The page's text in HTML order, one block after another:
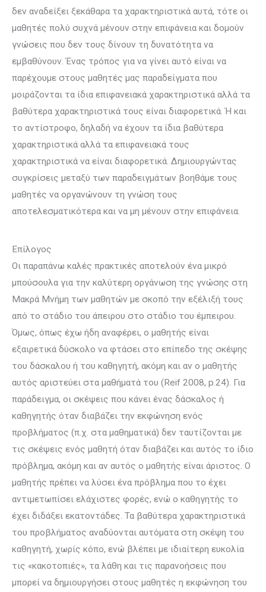
δεν αναδείξει ξεκάθαρα τα χαρακτηριστικά αυτά, τότε οι
μαθητές πολύ συχνά μένουν στην επιφάνεια και δομούν
γνώσεις που δεν τους δίνουν τη δυνατότητα να
εμβαθύνουν. Ένας τρόπος για να γίνει αυτό είναι να
παρέχουμε στους μαθητές μας παραδείγματα που
μοιράζονται τα ίδια επιφανειακά χαρακτηριστικά αλλά τα
βαθύτερα χαρακτηριστικά τους είναι διαφορετικά. Ή και
το αντίστροφο, δηλαδή να έχουν τα ίδια βαθύτερα
χαρακτηριστικά αλλά τα επιφανειακά τους
χαρακτηριστικά να είναι διαφορετικά. Δημιουργώντας
συγκρίσεις μεταξύ των παραδειγμάτων βοηθάμε τους
μαθητές να οργανώνουν τη γνώση τους
αποτελεσματικότερα και να μη μένουν στην επιφάνεια.
Επίλογος
Οι παραπάνω καλές πρακτικές αποτελούν ένα μικρό
μπούσουλα για την καλύτερη οργάνωση της γνώσης στη
Μακρά Μνήμη των μαθητών με σκοπό την εξέλιξή τους
από το στάδιο του άπειρου στο στάδιο του έμπειρου.
Όμως, όπως έχω ήδη αναφέρει, ο μαθητής είναι
εξαιρετικά δύσκολο να φτάσει στο επίπεδο της σκέψης
του δάσκαλου ή του καθηγητή, ακόμη και αν ο μαθητής
αυτός αριστεύει στα μαθήματά του (Reif 2008, p.24). Για
παράδειγμα, οι σκέψεις που κάνει ένας δάσκαλος ή
καθηγητής όταν διαβάζει την εκφώνηση ενός
προβλήματος (π.χ. στα μαθηματικά) δεν ταυτίζονται με
τις σκέψεις ενός μαθητή όταν διαβάζει και αυτός το ίδιο
πρόβλημα, ακόμη και αν αυτός ο μαθητής είναι άριστος. Ο
μαθητής πρέπει να λύσει ένα πρόβλημα που το έχει
αντιμετωπίσει ελάχιστες φορές, ενώ ο καθηγητής το
έχει διδάξει εκατοντάδες. Τα βαθύτερα χαρακτηριστικά
του προβλήματος αναδύονται αυτόματα στη σκέψη του
καθηγητή, χωρίς κόπο, ενώ βλέπει με ιδιαίτερη ευκολία
τις «κακοτοπιές», τα λάθη και τις παρανοήσεις που
μπορεί να δημιουργήσει στους μαθητές η εκφώνηση του